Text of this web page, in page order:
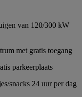
van 120/300 kW
met gratis toegang
parkeerplaats
snacks 24 uur per dag